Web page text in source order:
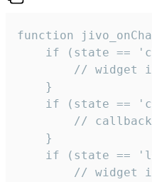
function
if (state ==
// widget
    }
if (state ==
//
    }
if (state ==
// widget